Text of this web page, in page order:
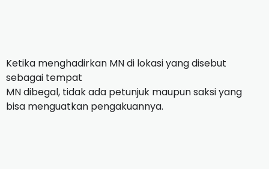
Ketika menghadirkan MN di lokasi yang disebut
sebagai tempat
MN dibegal, tidak ada petunjuk maupun saksi yang
bisa menguatkan pengakuannya.